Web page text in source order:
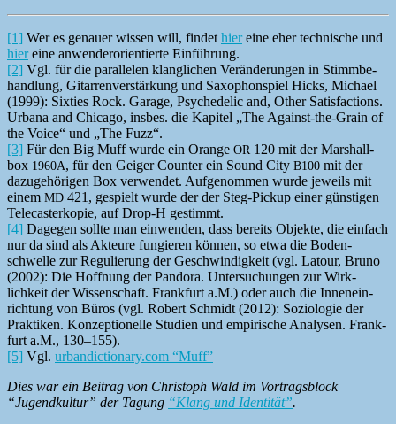
[1] Wer es genauer wis­sen will, find­et hiereine eher tech­nis­che und
hiereine anwen­deror­i­en­tierte Einführung.
[2] Vgl. für die par­al­le­len klan­glichen Verän­derun­gen in Stimm­be­
hand­lung, Gitar­ren­ver­stärkung und Sax­ophon­spiel Hicks, Michael
(1999): Six­ties Rock. Garage, Psy­che­del­ic and, Oth­er Sat­is­fac­tions.
Urbana and Chica­go, ins­bes. die Kapi­tel „The Against-the-Grain of
the Voice“ und „The Fuzz“.
[3] Für den Big Muff wurde ein Orange OR 120 mit der Mar­shall­
box 1960A, für den Geiger Counter ein Sound City B100 mit der
dazuge­höri­gen Box ver­wen­det. Aufgenom­men wurde jew­eils mit
einem MD 421, gespielt wurde der der Steg-Pick­up ein­er gün­sti­gen
Tele­cast­erkopie, auf Drop‑H gestimmt.
[4] Dage­gen sollte man ein­wen­den, dass bere­its Objek­te, die ein­fach
nur da sind als Akteure fungieren kön­nen, so etwa die Boden­
schwelle zur Reg­ulierung der Geschwindigkeit (vgl. Latour, Bruno
(2002): Die Hoff­nung der Pan­do­ra. Unter­suchun­gen zur Wirk­
lichkeit der Wis­senschaft. Frank­furt a.M.) oder auch die Innenein­
rich­tung von Büros (vgl. Robert Schmidt (2012): Sozi­olo­gie der
Prak­tiken. Konzep­tionelle Stu­di­en und empirische Analy­sen. Frank­
furt a.M., 130–155).
[5] Vgl. urbandictionary.com “Muff”
Dies war ein Beitrag von Christoph Wald im Vor­trags­block
“Jugend­kul­tur” der Tagung “Klang und Iden­tität”.